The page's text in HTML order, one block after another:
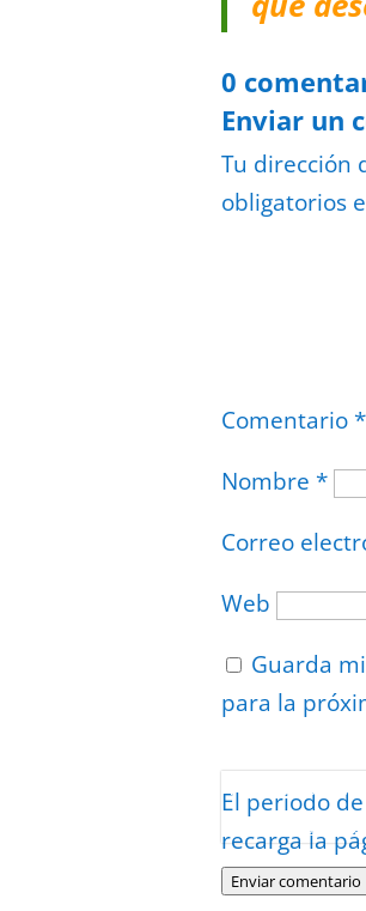
0
Enviar un
Tu dirección
obligatorios
Comentario *
Nombre *
Correo
Web
Guarda
para la
El periodo
recarga la
Enviar comentario
Protegidos por
Términos